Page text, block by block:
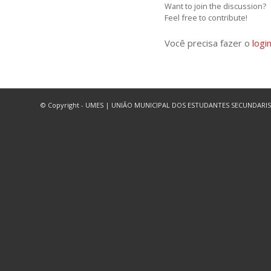
Want to join the discussion?
Feel free to contribute!
Você precisa fazer o login
© Copyright - UMES | UNIÃO MUNICIPAL DOS ESTUDANTES